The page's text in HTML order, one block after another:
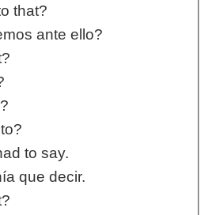
that?
ante ello?
to say.
que decir.